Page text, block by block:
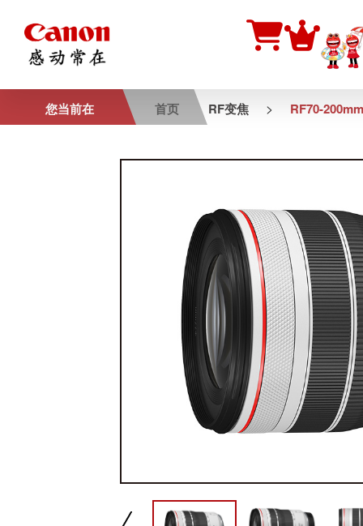
您当前在 首页 RF变焦 > RF70-